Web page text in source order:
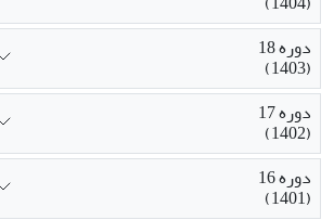
دوره 18
(1403)
دوره 17
(1402)
دوره 16
(1401)